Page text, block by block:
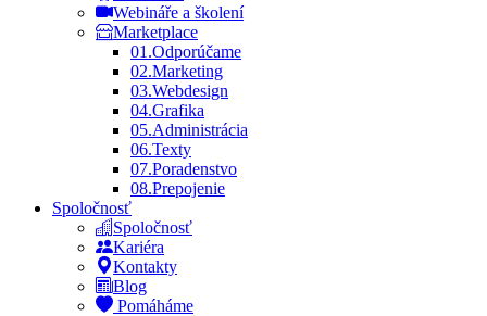
Webináře a školení
Marketplace
01.Odporúčame
02.Marketing
03.Webdesign
04.Grafika
05.Administrácia
06.Texty
07.Poradenstvo
08.Prepojenie
Spoločnosť
Spoločnosť
Kariéra
Kontakty
Blog
Pomáháme